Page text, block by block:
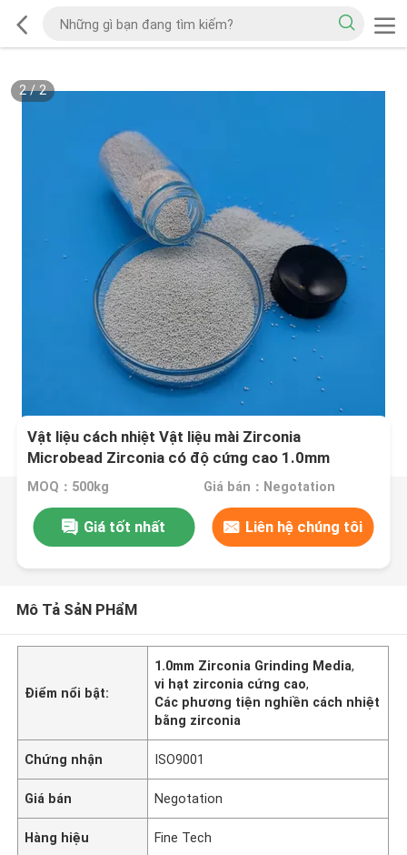
2/2
Vật liệu cách nhiệt Vật liệu mài Zirconia
Microbead Zirconia có độ cứng cao 1.0mm
MOQ：500kg Giá bán：Negotation
Giá tốt nhất Liên hệ chúng tôi
Mô Tả SảN PHẩM
Điểm nổi bật:
1.0mm Zirconia Grinding Media,
vi hạt zirconia cứng cao,
Các phương tiện nghiền cách nhiệt
bằng zirconia
Chứng nhận ISO9001
Giá bán Negotation
Hàng hiệu Fine Tech